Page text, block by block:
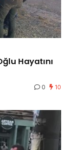
Hayatını
0 10